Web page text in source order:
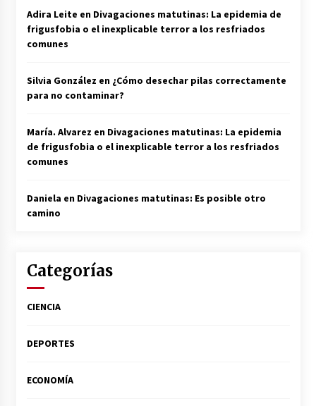
Adira Leite en Divagaciones matutinas: La epidemia de
frigusfobia o el inexplicable terror a los resfriados
comunes
Silvia González en ¿Cómo desechar pilas correctamente
para no contaminar?
María. Alvarez en Divagaciones matutinas: La epidemia
de frigusfobia o el inexplicable terror a los resfriados
comunes
Daniela en Divagaciones matutinas: Es posible otro
camino
Categorías
CIENCIA
DEPORTES
ECONOMÍA